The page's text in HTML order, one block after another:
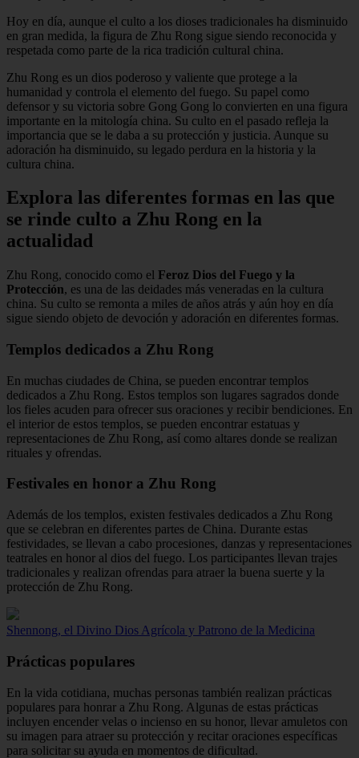
Hoy en día, aunque el culto a los dioses tradicionales ha disminuido
en gran medida, la figura de Zhu Rong sigue siendo reconocida y
respetada como parte de la rica tradición cultural china.
Zhu Rong es un dios poderoso y valiente que protege a la
humanidad y controla el elemento del fuego. Su papel como
defensor y su victoria sobre Gong Gong lo convierten en una figura
importante en la mitología china. Su culto en el pasado refleja la
importancia que se le daba a su protección y justicia. Aunque su
adoración ha disminuido, su legado perdura en la historia y la
cultura china.
Explora las diferentes formas en las que
se rinde culto a Zhu Rong en la
actualidad
Zhu Rong, conocido como el Feroz Dios del Fuego y la
Protección, es una de las deidades más veneradas en la cultura
china. Su culto se remonta a miles de años atrás y aún hoy en día
sigue siendo objeto de devoción y adoración en diferentes formas.
Templos dedicados a Zhu Rong
En muchas ciudades de China, se pueden encontrar templos
dedicados a Zhu Rong. Estos templos son lugares sagrados donde
los fieles acuden para ofrecer sus oraciones y recibir bendiciones. En
el interior de estos templos, se pueden encontrar estatuas y
representaciones de Zhu Rong, así como altares donde se realizan
rituales y ofrendas.
Festivales en honor a Zhu Rong
Además de los templos, existen festivales dedicados a Zhu Rong
que se celebran en diferentes partes de China. Durante estas
festividades, se llevan a cabo procesiones, danzas y representaciones
teatrales en honor al dios del fuego. Los participantes llevan trajes
tradicionales y realizan ofrendas para atraer la buena suerte y la
protección de Zhu Rong.
Shennong, el Divino Dios Agrícola y Patrono de la Medicina
Prácticas populares
En la vida cotidiana, muchas personas también realizan prácticas
populares para honrar a Zhu Rong. Algunas de estas prácticas
incluyen encender velas o incienso en su honor, llevar amuletos con
su imagen para atraer su protección y recitar oraciones específicas
para solicitar su ayuda en momentos de dificultad.